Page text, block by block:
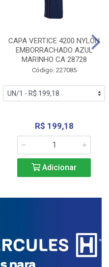
CAPA VERTICE 4200 NYLON
EMBORRACHADO AZUL
MARINHO CA 28728
Código: 227085
R$ 199,18
Adicionar